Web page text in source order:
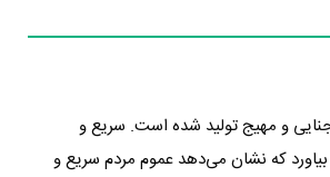
گونه حادثه‌ای، جنایی و مهیج تولید شده است. سریع و
بدست بیاورد که نشان می‌دهد عموم مردم سریع و